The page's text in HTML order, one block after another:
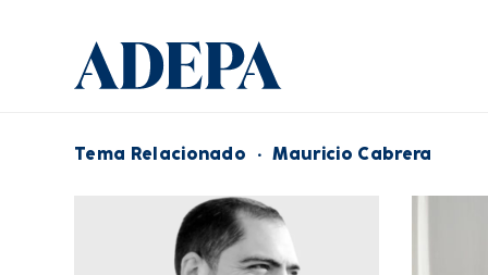
Tema Relacionado · Mauricio Cabrera